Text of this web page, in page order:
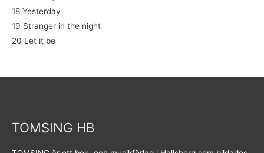
18 Yesterday
19 Stranger in the night
20 Let it be
TOMSING HB